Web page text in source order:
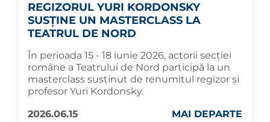
REGIZORUL YURI KORDONSKY
SUSȚINE UN MASTERCLASS LA
TEATRUL DE NORD
În perioada 15 - 18 iunie 2026, actorii secției
române a Teatrului de Nord participă la un
masterclass susținut de renumitul regizor și
profesor Yuri Kordonsky.
2026.06.15
MAI DEPARTE